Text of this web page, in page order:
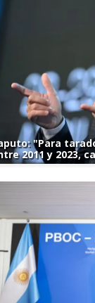
"Para
2011 y 2023,